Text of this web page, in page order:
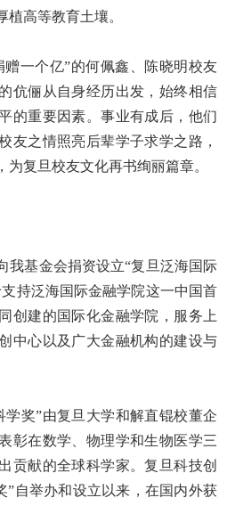
高等教育土壤。
一个亿”的何佩鑫、陈晓明校友
伉俪从自身经历出发，始终相信
的重要因素。事业有成后，他们
友之情照亮后辈学子求学之路，
复旦校友文化再书绚丽篇章。
我基金会捐资设立“复旦泛海国际
持泛海国际金融学院这一中国首
创建的国际化金融学院，服务上
中心以及广大金融机构的建设与
学奖”由复旦大学和解直锟校董企
彰在数学、物理学和生物医学三
贡献的全球科学家。复旦科技创
”自举办和设立以来，在国内外获